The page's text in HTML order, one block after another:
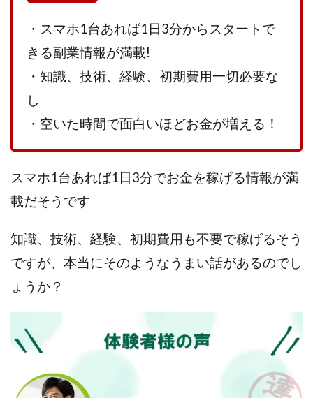
・スマホ1台あれば1日3分からスタートで
きる副業情報が満載!
・知識、技術、経験、初期費用一切必要な
し
・空いた時間で面白いほどお金が増える！
スマホ1台あれば1日3分でお金を稼げる情報が満
載だそうです
知識、技術、経験、初期費用も不要で稼げるそう
ですが、本当にそのようなうまい話があるのでし
ょうか？
NEW SHIFT(ニューシフト)
NFT
Ng Man Hin
NOBU
NOVA OliveX
Owners(次世代型エンジェル投資)
Parrish
PUZZLE
Re:Born(リボーン)
REGAIN(リゲイン)
Rupex Limited
SCM運営事務局
SEVENシステム
SHARE
オプトインアフィリエイト
オプトインアフェリエイト
おまかせAI運用
おむられいか
ガーディアン・トリニティ
キャリア(CARRIER)
キャリプロ(キャリアプログラム)
キャリプロ運営事務局
グッドナビJOB